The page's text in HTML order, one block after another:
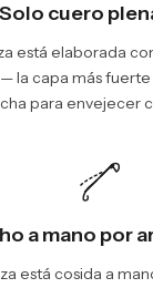
Solo cuero
está elaborada
la capa más
para envejecer
a mano por
está cosida a